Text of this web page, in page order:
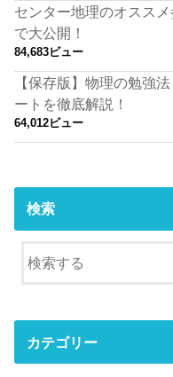
センター地理のオスス
で大公開！
84,683ビュー
【保存版】物理の勉強
ートを徹底解説！
64,012ビュー
検索
カテゴリー